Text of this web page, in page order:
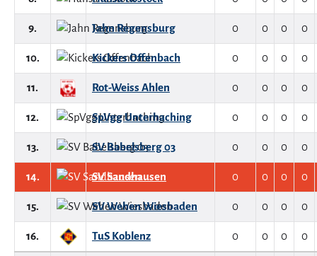
9. Jahn Regensburg 0 0 0 0
10. Kickers Offenbach 0 0 0 0
11. Rot-Weiss Ahlen 0 0 0 0
12. SpVgg Unterhaching 0 0 0 0
13. SV Babelsberg 03 0 0 0 0
14. SV Sandhausen 0 0 0 0
15. SV Wehen Wiesbaden 0 0 0 0
16. TuS Koblenz 0 0 0 0